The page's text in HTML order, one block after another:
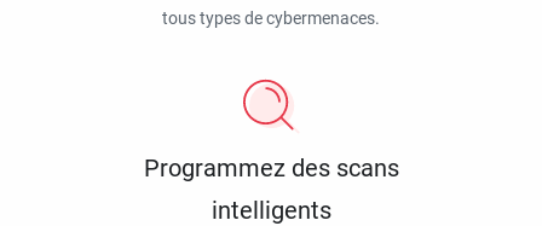
tous types de cybermenaces.
Programmez des scans
intelligents